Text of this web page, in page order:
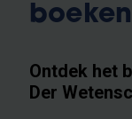
Ontdek het
Der